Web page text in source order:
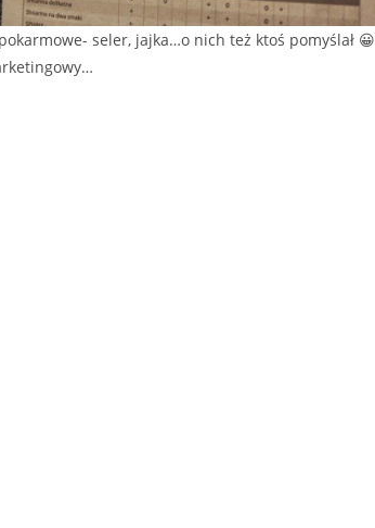
seler, jajka…o nich też ktoś pomyślał 😀